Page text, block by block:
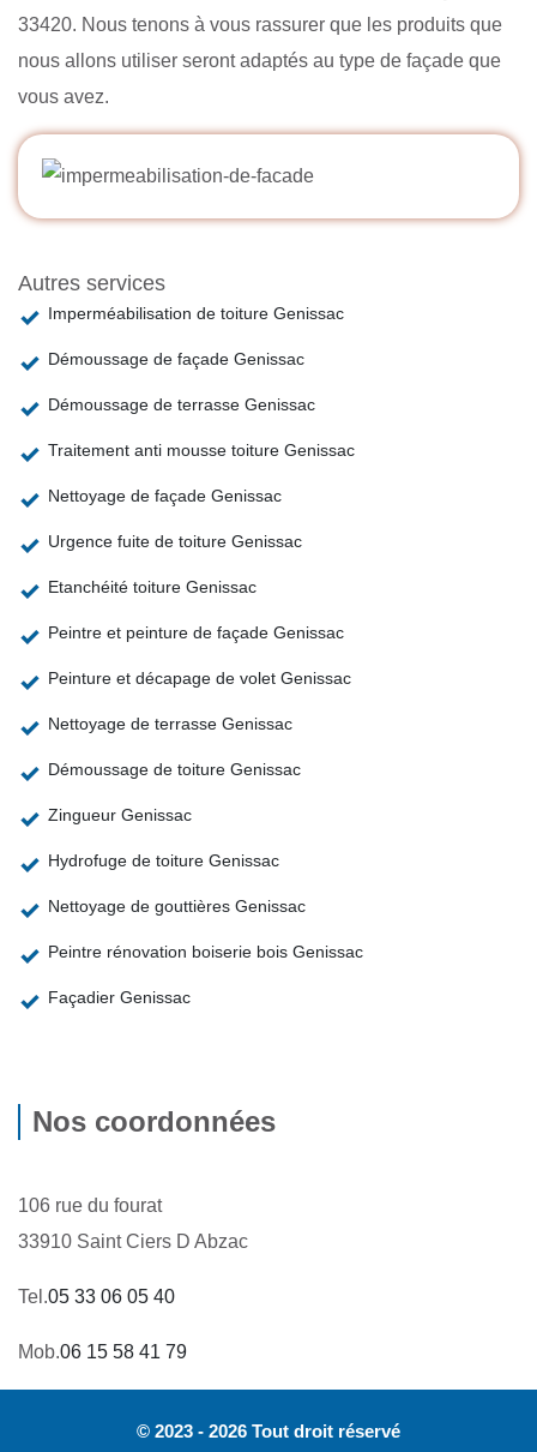
33420. Nous tenons à vous rassurer que les produits que
nous allons utiliser seront adaptés au type de façade que
vous avez.
Autres services
Imperméabilisation de toiture Genissac
Démoussage de façade Genissac
Démoussage de terrasse Genissac
Traitement anti mousse toiture Genissac
Nettoyage de façade Genissac
Urgence fuite de toiture Genissac
Etanchéité toiture Genissac
Peintre et peinture de façade Genissac
Peinture et décapage de volet Genissac
Nettoyage de terrasse Genissac
Démoussage de toiture Genissac
Zingueur Genissac
Hydrofuge de toiture Genissac
Nettoyage de gouttières Genissac
Peintre rénovation boiserie bois Genissac
Façadier Genissac
Nos coordonnées
106 rue du fourat
33910 Saint Ciers D Abzac
Tel.05 33 06 05 40
Mob.06 15 58 41 79
© 2023 - 2026 Tout droit réservé